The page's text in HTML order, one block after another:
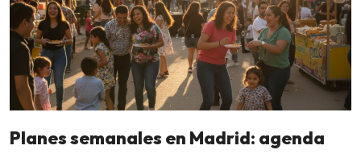
Planes semanales en Madrid: agenda